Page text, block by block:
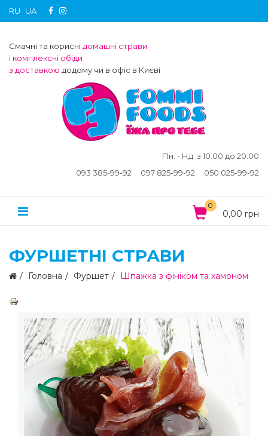
RU UA
Смачні та корисні домашні страви
і комплексні обіди
з доставкою додому чи в офіс в Києві
Пн. - Нд. з 10.00 до 20.00
093 385-99-92
097 825-99-92 050 025-99-92
0
0,00 грн
ФУРШЕТНІ СТРАВИ
Головна Фуршет Шпажка з фініком та хамоном